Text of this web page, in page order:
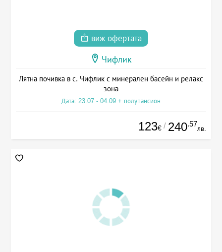
виж офертата
Чифлик
Лятна почивка в с. Чифлик с минерален басейн и релакс
зона
Дата: 23.07 - 04.09 + полупансион
123€ / 240.57
лв.